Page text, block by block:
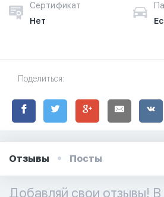
Сертификат
Нет
Поделиться:
Отзывы Посты
Добавляй свои отзывы! В